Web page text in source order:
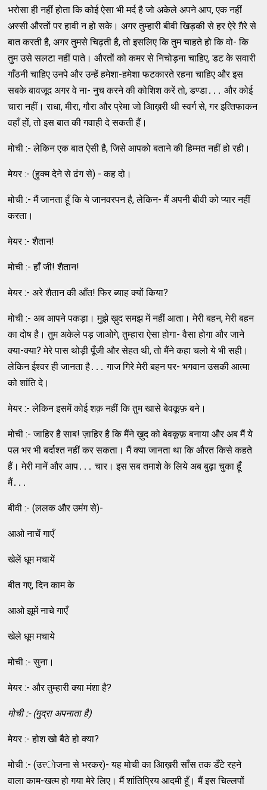
भरोसा ही नहीं होता कि कोई ऐसा भी मर्द है जो अकेले अपने आप, एक नहीं
अस्‍सी औरतों पर हावी न हो सके। अगर तुम्‍हारी बीवी खिड़की से हर ऐरे ग़ैरे से
बात करती है, अगर तुमसे चिढ़ती है, तो इसलिए कि तुम चाहते हो कि वो- कि
तुम उसे सलटा नहीं पाते। औरतों को कमर से निचोड़ना चाहिए, डट के सवारी
गाँठनी चाहिए उनपे और उन्‍हें हमेशा-हमेशा फटकारते रहना चाहिए और इस
सबके बावजूद अगर वे ना- नुच करने की कोशिश करें तो, डण्‍डा․․․ और कोई
चारा नहीं। राधा, मीरा, गौरा और प्रेमा जो आिख़री थी स्‍वर्ग से, गर इत्‍तिफाकन
वहाँ हों, तो इस बात की गवाही दे सकती हैं।
मोची :- लेकिन एक बात ऐसी है, जिसे आपको बताने की हिम्‍मत नहीं हो रही।
मेयर :- (हुक्‍म देने से ढंग से) - कह दो।
मोची :- मैं जानता हूँ कि ये जानवरपन है, लेकिन- मैं अपनी बीवी को प्‍यार नहीं
करता।
मेयर :- शैतान!
मोची :- हाँ जी! शैतान!
मेयर :- अरे शैतान की आँत! फिर ब्‍याह क्‍यों किया?
मोची :- अब आपने पकड़ा। मुझे ख़ुद समझ में नहीं आता। मेरी बहन, मेरी बहन
का दोष है। तुम अकेले पड़ जाओगे, तुम्‍हारा ऐसा होगा- वैसा होगा और जाने
क्‍या-क्‍या? मेरे पास थोड़ी पूँजी और सेहत थी, तो मैंने कहा चलो ये भी सही।
लेकिन ईश्‍वर ही जानता है․․․ गाज गिरे मेरी बहन पर- भगवान उसकी आत्‍मा
को शांति दे।
मेयर :- लेकिन इसमें कोई शक़ नहीं कि तुम खासे बेवकूफ़ बने।
मोची :- जाहिर है साब! ज़ाहिर है कि मैंने ख़ुद को बेवकूफ़ बनाया और अब मैं ये
पल भर भी बर्दाश्‍त नहीं कर सकता। मैं क्‍या जानता था कि औरत किसे कहते
हैं। मेरी मानें और आप․․․ चार। इस सब तमाशे के लिये अब बुढ़ा चुका हूँ
मैं․․․
बीवी :- (ललक और उमंग से)-
आओ नाचें गाएँ
खेलें धूम मचायें
बीत गए, दिन काम के
आओ झूमें नाचे गाएँ
खेले धूम मचाये
मोची :- सुना।
मेयर :- और तुम्‍हारी क्‍या मंशा है?
मोची :-(मुद्रा अपनाता है)
मेयर :- होश खो बैठे हो क्‍या?
मोची :- (उत्त्‍ाेजना से भरकर)- यह मोची का आिख़री साँस तक डँटे रहने
वाला काम-खत्‍म हो गया मेरे लिए। मैं शांतिप्रिय आदमी हूँ। मैं इस चिल्‍लपों